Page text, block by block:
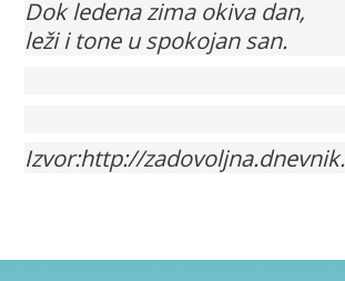
Dok ledena zima okiva dan,
leži i tone u spokojan san.
Izvor:http://